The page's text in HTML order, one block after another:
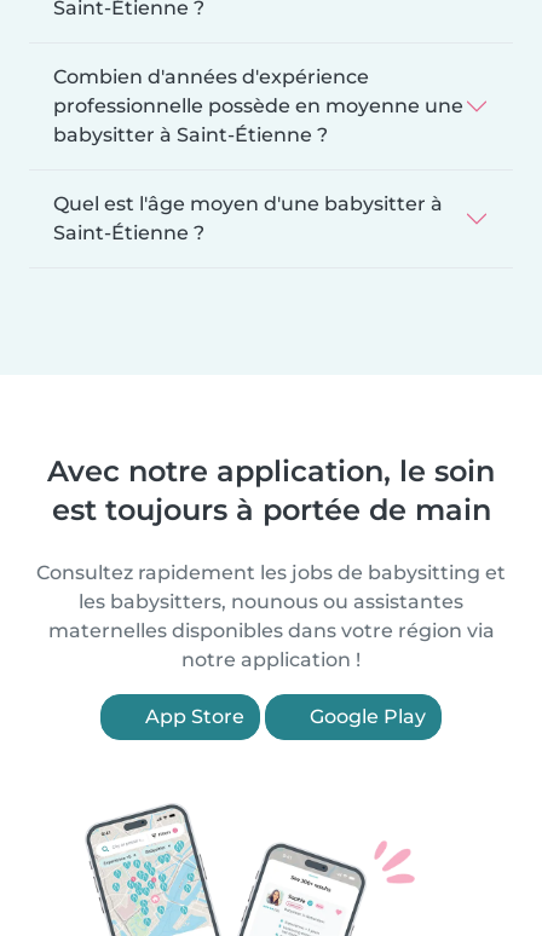
Saint-Étienne ?
Combien d'années d'expérience
professionnelle possède en moyenne une
babysitter à Saint-Étienne ?
Quel est l'âge moyen d'une babysitter à
Saint-Étienne ?
Avec notre application, le soin
est toujours à portée de main
Consultez rapidement les jobs de babysitting et
les babysitters, nounous ou assistantes
maternelles disponibles dans votre région via
notre application !
App Store Google Play